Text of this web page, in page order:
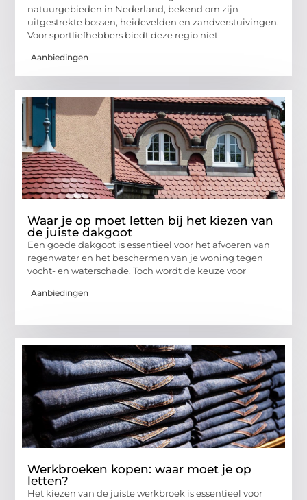
natuurgebieden in Nederland, bekend om zijn
uitgestrekte bossen, heidevelden en zandverstuivingen.
Voor sportliefhebbers biedt deze regio niet
Aanbiedingen
Waar je op moet letten bij het kiezen van
de juiste dakgoot
Een goede dakgoot is essentieel voor het afvoeren van
regenwater en het beschermen van je woning tegen
vocht- en waterschade. Toch wordt de keuze voor
Aanbiedingen
Werkbroeken kopen: waar moet je op
letten?
Het kiezen van de juiste werkbroek is essentieel voor